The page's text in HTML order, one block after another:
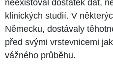
neexistoval dostatek dat,
klinických studií. V
Německu, dostávaly
před svými vrstevnicemi
vážného průběhu.